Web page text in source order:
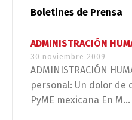
Boletines de Prensa
ADMINISTRACIÓN
30 noviembre 2009
ADMINISTRACIÓN
personal: Un dolor de
PyME mexicana En M...